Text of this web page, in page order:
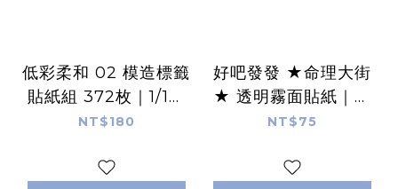
低彩柔和 02 模造標籤
貼紙組 372枚｜1/1工
作室
NT$180
好吧發發 ★命理大街
★ 透明霧面貼紙｜好
吧發發 x 1/1工作室
NT$75